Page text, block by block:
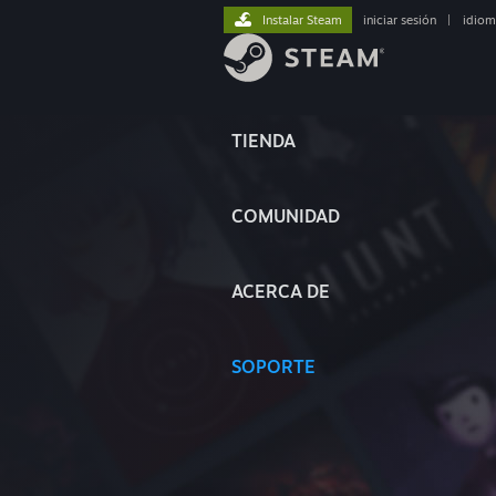
TIENDA
COMUNIDAD
ACERCA DE
SOPORTE
Instalar Steam iniciar sesión